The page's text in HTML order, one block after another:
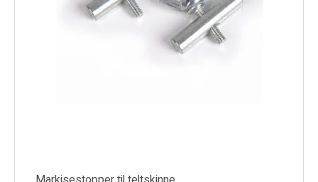
Markisestopper til teltskinne